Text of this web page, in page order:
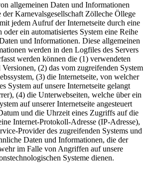
allgemeinen Daten und Informationen
der Karnevalsgesellschaft Zölleche Öllege
jedem Aufruf der Internetseite durch eine
oder ein automatisiertes System eine Reihe
und Informationen. Diese allgemeinen
werden in den Logfiles des Servers
werden können die (1) verwendeten
(2) das vom zugreifenden System
(3) die Internetseite, von welcher
System auf unsere Internetseite gelangt
(4) die Unterwebseiten, welche über ein
auf unserer Internetseite angesteuert
und die Uhrzeit eines Zugriffs auf die
Internet-Protokoll-Adresse (IP-Adresse),
Provider des zugreifenden Systems und
Daten und Informationen, die der
im Falle von Angriffen auf unsere
Systeme dienen.